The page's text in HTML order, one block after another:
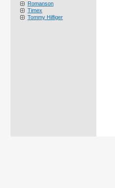
Romanson
Timex
Tommy Hilfiger